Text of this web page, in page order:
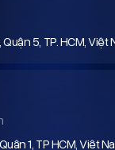
5, TP. HCM, Việt
1, TP HCM, Việt